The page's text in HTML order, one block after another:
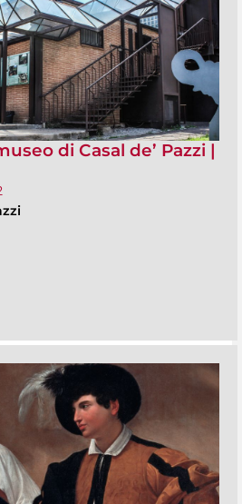
di Casal de’ Pazzi |